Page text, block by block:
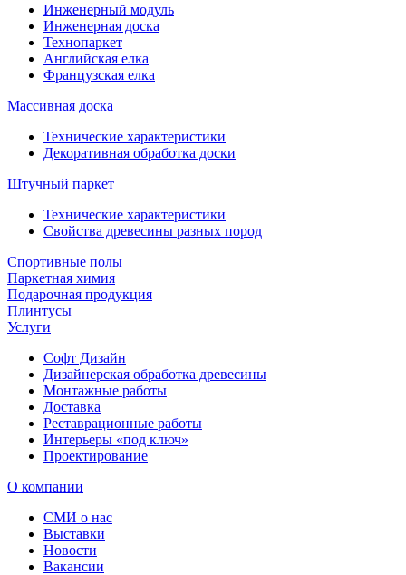
Инженерный модуль
Инженерная доска
Технопаркет
Английская елка
Французская елка
Массивная доска
Технические характеристики
Декоративная обработка доски
Штучный паркет
Технические характеристики
Свойства древесины разных пород
Спортивные полы
Паркетная химия
Подарочная продукция
Плинтусы
Услуги
Софт Дизайн
Дизайнерская обработка древесины
Монтажные работы
Доставка
Реставрационные работы
Интерьеры «под ключ»
Проектирование
О компании
СМИ о нас
Выставки
Новости
Вакансии